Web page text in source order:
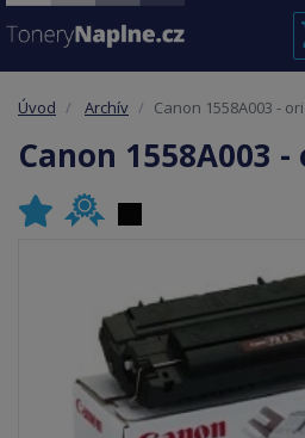
Úvod Archív Canon 1558A003 -
Canon 1558A003